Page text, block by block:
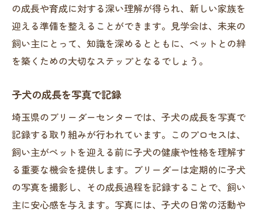
の成長や育成に対する深い理解が得られ、新しい家族を
迎える準備を整えることができます。見学会は、未来の
飼い主にとって、知識を深めるとともに、ペットとの絆
を築くための大切なステップとなるでしょう。
子犬の成長を写真で記録
埼玉県のブリーダーセンターでは、子犬の成長を写真で
記録する取り組みが行われています。このプロセスは、
飼い主がペットを迎える前に子犬の健康や性格を理解す
る重要な機会を提供します。ブリーダーは定期的に子犬
の写真を撮影し、その成長過程を記録することで、飼い
主に安心感を与えます。写真には、子犬の日常の活動や